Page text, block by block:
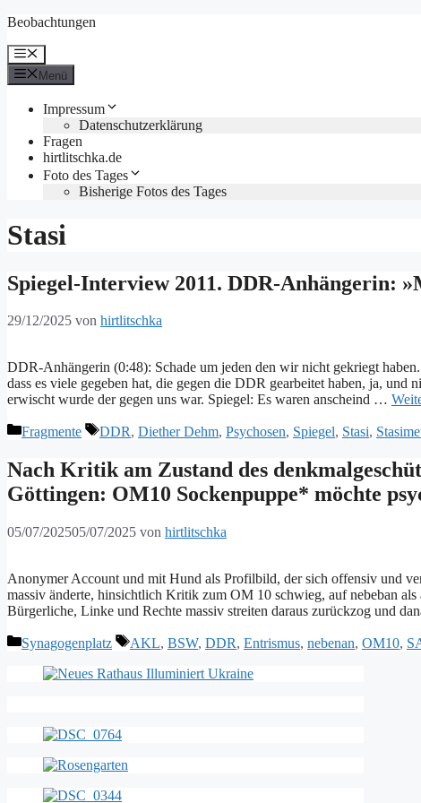
Zum
springen
Beobachtungen
Menü
Menü
Impressum
Datenschutzerklärung
Fragen
hirtlitschka.de
Foto des Tages
Bisherige Fotos des Tages
Stasi
Spiegel-Interview 2011. DDR-Anhängerin:
29/12/2025 von hirtlitschka
DDR-Anhängerin (0:48): Schade um jeden den wir nicht gekriegt
dass es viele gegeben hat, die gegen die DDR gearbeitet haben, ja,
erwischt wurde der gegen uns war. Spiegel: Es waren anscheind …
Kategorien
Fragmente Schlagwörter
DDR, Diether Dehm, Psychosen, Spiegel, Stasi,
Nach Kritik am Zustand des
Göttingen: OM10 Sockenpuppe* möchte
05/07/202505/07/2025 von hirtlitschka
Anonymer Account und mit Hund als Profilbild, der sich offensiv und
massiv änderte, hinsichtlich Kritik zum OM 10 schwieg, auf nebeban
Bürgerliche, Linke und Rechte massiv streiten daraus zurückzog und
Kategorien
Synagogenplatz Schlagwörter
AKL, BSW, DDR, Entrismus, nebenan, OM10,